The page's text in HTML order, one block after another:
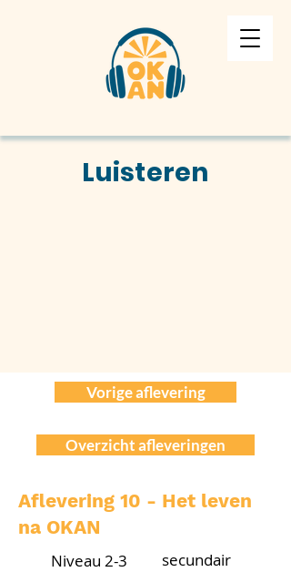
Luisteren
Vorige aflevering
Overzicht afleveringen
Aflevering 10 - Het leven
na OKAN
Niveau 2-3 secundair